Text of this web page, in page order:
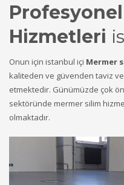
Hizmetleri
Onun için istanbul içi Mermer
kaliteden ve güvenden taviz
etmektedir. Günümüzde çok
sektöründe mermer silim
olmaktadır.